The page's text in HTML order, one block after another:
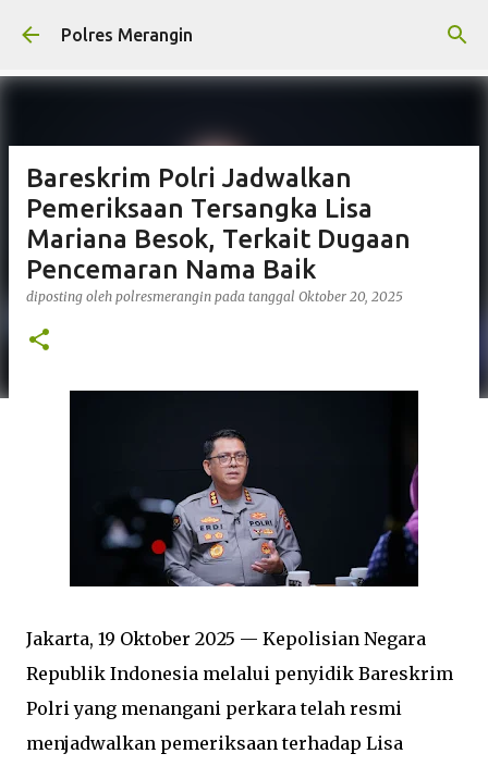
Langsung ke konten utama
Polres Merangin
Bareskrim Polri Jadwalkan
Pemeriksaan Tersangka Lisa
Mariana Besok, Terkait Dugaan
Pencemaran Nama Baik
diposting oleh polresmerangin pada tanggal Oktober 20, 2025
Jakarta, 19 Oktober 2025 — Kepolisian Negara
Republik Indonesia melalui penyidik Bareskrim
Polri yang menangani perkara telah resmi
menjadwalkan pemeriksaan terhadap Lisa